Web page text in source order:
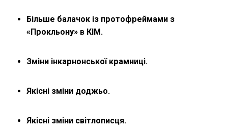
Більше балачок із протофреймами з
«Прокльону» в КІМ.
Зміни інкарнонської крамниці.
Якісні зміни доджьо.
Якісні зміни світлописця.